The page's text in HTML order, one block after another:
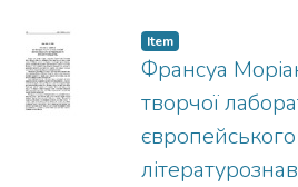
Item
Франсуа
творчої